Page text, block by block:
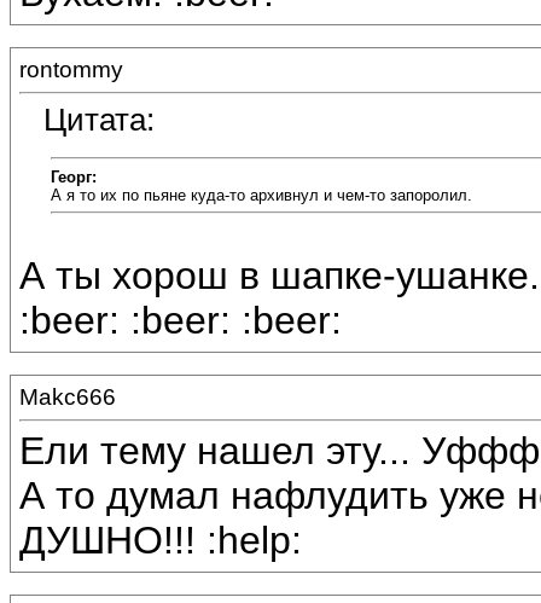
rontommy
Цитата:
Георг:
А я то их по пьяне куда-то архивнул и чем-то запоролил.
А ты хорош в шапке-ушанке.
:beer: :beer: :beer:
Makc666
Ели тему нашел эту...
А то думал нафлудить уже
ДУШНО!!! :help: